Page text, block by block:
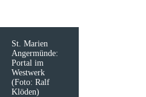
St. Marien
Angermünde:
Portal im
Westwerk
(Foto: Ralf
Klöden)